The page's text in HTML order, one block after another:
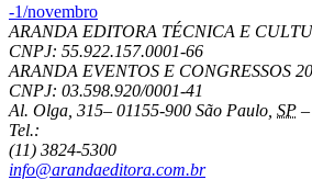
-1/novembro
ARANDA EDITORA TÉCNICA E
CNPJ: 55.922.157.0001-66
ARANDA EVENTOS E CONGRESSOS
CNPJ: 03.598.920/0001-41
Al. Olga, 315– 01155-900 São Paulo SP –
Tel.:
(11) 3824-5300
info@arandaeditora.com.br